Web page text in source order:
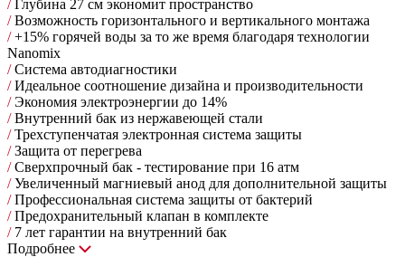
/Глубина 27 см экономит пространство
/Возможность горизонтального и вертикального монтажа
/+15% горячей воды за то же время благодаря технологии
Nanomix
/Cистема автодиагностики
/Идеальное соотношение дизайна и производительности
/Экономия электроэнергии до 14%
/Внутренний бак из нержавеющей стали
/Трехступенчатая электронная система защиты
/Защита от перегрева
/Сверхпрочный бак - тестирование при 16 атм
/Увеличенный магниевый анод для дополнительной защиты
/Профессиональная система защиты от бактерий
/Предохранительный клапан в комплекте
/7 лет гарантии на внутренний бак
Подробнее